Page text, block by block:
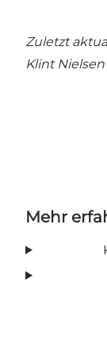
Zuletzt
Klint Nielsen
Mehr